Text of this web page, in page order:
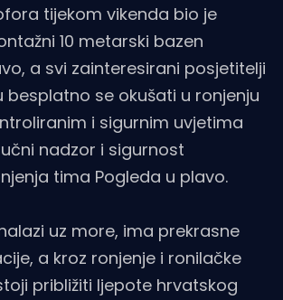
tijekom vikenda bio je
10 metarski bazen
a svi zainteresirani posjetitelji
besplatno se okušati u ronjenju
i sigurnim uvjetima
nadzor i sigurnost
tima Pogleda u plavo.
uz more, ima prekrasne
a kroz ronjenje i ronilačke
približiti ljepote hrvatskog